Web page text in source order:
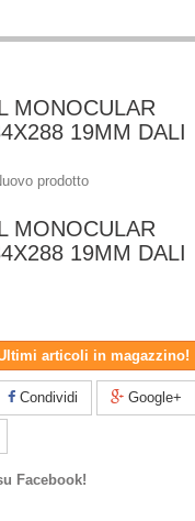
MONOCULAR
19MM DALI
prodotto
MONOCULAR
19MM DALI
articoli in magazzino!
Condividi Google+
Facebook!